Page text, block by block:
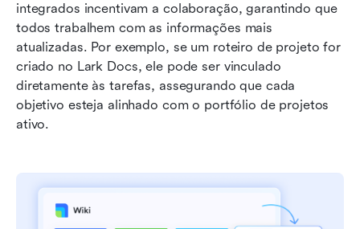
integrados incentivam a colaboração, garantindo que
todos trabalhem com as informações mais
atualizadas. Por exemplo, se um roteiro de projeto for
criado no Lark Docs, ele pode ser vinculado
diretamente às tarefas, assegurando que cada
objetivo esteja alinhado com o portfólio de projetos
ativo.